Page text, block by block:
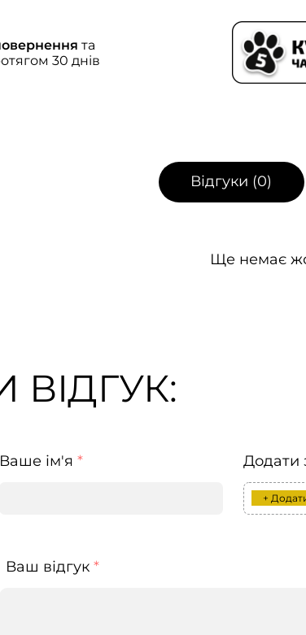
та
30 днів
Відгуки (0)
Ще немає
Ваше ім'я * Додати
+
Ваш відгук *